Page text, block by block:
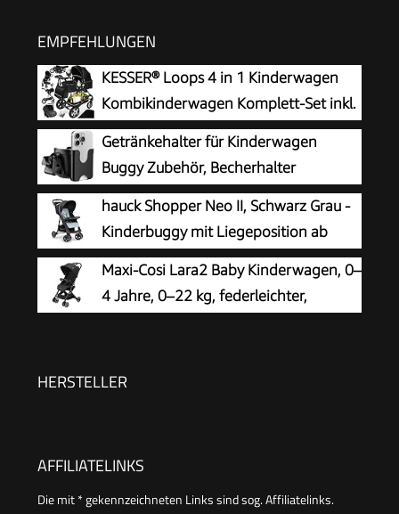
EMPFEHLUNGEN
KESSER® Loops 4 in 1 Kinderwagen
Kombikinderwagen Komplett-Set inkl.
Babywanne & Buggy Sportsitz & Auto-
Babyschale Voll-Gummireifen Wickeltasche
Regenschutz Kindertisch ECE R129,
Schwarz/Schwarz
Getränkehalter für Kinderwagen
Buggy Zubehör, Becherhalter
Kinderwagen
hauck Shopper Neo II, Schwarz Grau -
Kinderbuggy mit Liegeposition ab
Geburt bis 22 kg, 2x Tablett mit
Getränkehalter, Einhändig Klein
Zusammenklappbar, Tasche im Verdeck, XL Korb
Maxi-Cosi Lara2 Baby Kinderwagen, 0–
4 Jahre, 0–22 kg, federleichter,
Schultergurt, Essential Black
HERSTELLER
AFFILIATELINKS
Die mit * gekennzeichneten Links sind sog. Affiliatelinks.